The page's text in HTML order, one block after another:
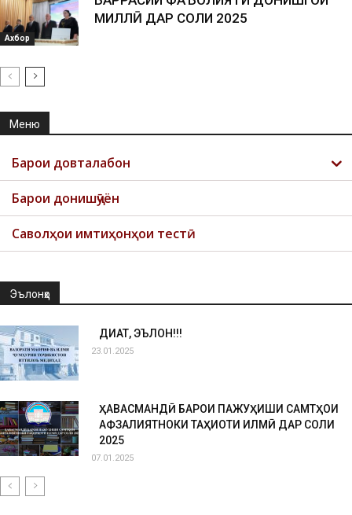
Ахбор
МИЛЛӢ ДАР СОЛИ 2025
Меню
Барои довталабон
Барои донишҷӯён
Саволҳои имтиҳонҳои тестӣ
Эълонҳо
ДИҚҚАТ, ЭЪЛОН!!!
23.01.2025
ҲАВАСМАНДӢ БАРОИ ПАЖУҲИШИ САМТҲОИ
АФЗАЛИЯТНОКИ ТАҲҚИҚОТИ ИЛМӢ ДАР СОЛИ
2025
07.01.2025